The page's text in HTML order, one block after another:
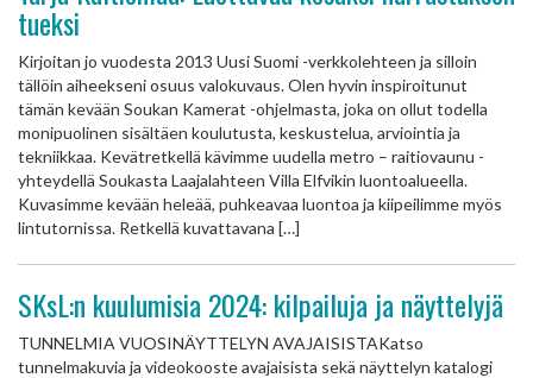
tueksi
Kirjoitan jo vuodesta 2013 Uusi Suomi -verkkolehteen ja silloin
tällöin aiheekseni osuus valokuvaus. Olen hyvin inspiroitunut
tämän kevään Soukan Kamerat -ohjelmasta, joka on ollut todella
monipuolinen sisältäen koulutusta, keskustelua, arviointia ja
tekniikkaa. Kevätretkellä kävimme uudella metro – raitiovaunu -
yhteydellä Soukasta Laajalahteen Villa Elfvikin luontoalueella.
Kuvasimme kevään heleää, puhkeavaa luontoa ja kiipeilimme myös
lintutornissa. Retkellä kuvattavana […]
SKsL:n kuulumisia 2024: kilpailuja ja näyttelyjä
TUNNELMIA VUOSINÄYTTELYN AVAJAISISTAKatso
tunnelmakuvia ja videokooste avajaisista sekä näyttelyn katalogi